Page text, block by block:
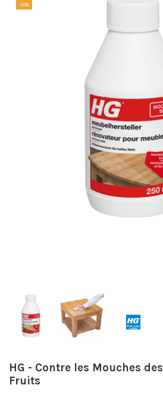
-10%
HG - Contre les Mouches des
Fruits